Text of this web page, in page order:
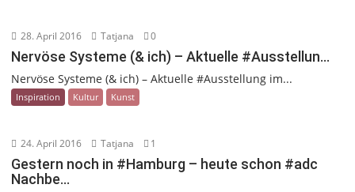
28. April 2016 Tatjana 0
Nervöse Systeme (& ich) – Aktuelle #Ausstellun…
Nervöse Systeme (& ich) – Aktuelle #Ausstellung im...
Inspiration Kultur Kunst
24. April 2016 Tatjana 1
Gestern noch in #Hamburg – heute schon #adc
Nachbe…